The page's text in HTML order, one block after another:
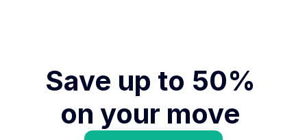
Save up to 50%
on your move